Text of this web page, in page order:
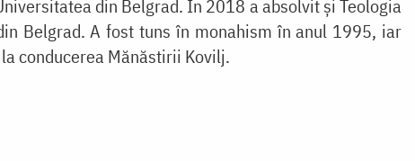
din Belgrad. În 2018 a absolvit şi Teologia
Belgrad. A fost tuns în monahism în anul 1995, iar
conducerea Mănăstirii Kovilj.